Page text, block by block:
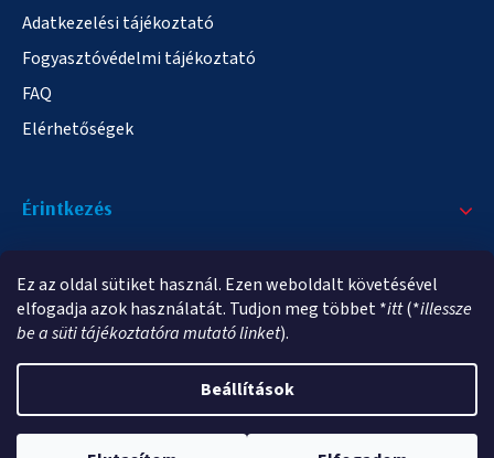
Ez az oldal sütiket használ. Ezen weboldalt követésével
elfogadja azok használatát. Tudjon meg többet *itt(*illessze
be a süti tájékoztatóra mutató linket).
Beállítások
Adatkezelési tájékoztató
Fogyasztóvédelmi tájékoztató
FAQ
Elérhetőségek
Érintkezés
info@elampa.hu
elampa.hu. Minden jog fenntartva.